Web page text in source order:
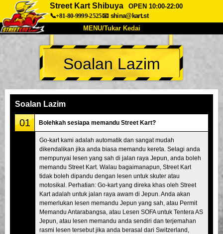
Street Kart Shibuya
OPEN 10:00-22:00
📞+81-80-9999-2525📧 shina@kart.st
MENU/Tukar Kedai
UTAMA
Tentang Spesifikasi Harga
Syarikat
Tokyo Shinagawa Tokyo Akihabara#1
Tokyo Akihabara#2 Tokyo Shibuya
Tokyo Shibuya Annex Tokyo Bay
Tokyo Asakusa Osaka
Okinawa
Soalan Lazim
Soalan Lazim
01 Bolehkah sesiapa memandu Street Kart?
Go-kart kami adalah automatik dan sangat mudah
dikendalikan jika anda biasa memandu kereta. Selagi anda
mempunyai lesen yang sah di jalan raya Jepun, anda boleh
memandu Street Kart. Walau bagaimanapun, Street Kart
tidak boleh dipandu dengan lesen untuk skuter atau
motosikal. Perhatian: Go-kart yang direka khas oleh Street
Kart adalah untuk jalan raya awam di Jepun. Anda akan
memerlukan lesen memandu Jepun yang sah, atau Permit
Memandu Antarabangsa, atau Lesen SOFA untuk Tentera AS
Jepun, atau lesen memandu anda sendiri dan terjemahan
rasmi lesen tersebut jika anda berasal dari Switzerland,